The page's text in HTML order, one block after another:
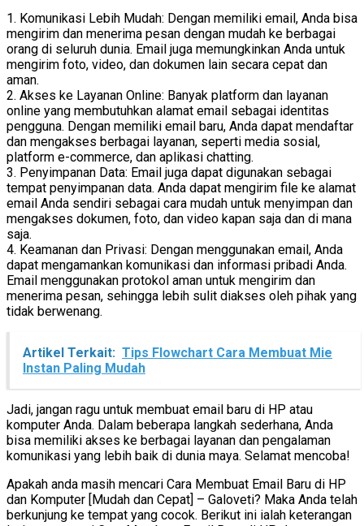
1. Komunikasi Lebih Mudah: Dengan memiliki email, Anda bisa
mengirim dan menerima pesan dengan mudah ke berbagai
orang di seluruh dunia. Email juga memungkinkan Anda untuk
mengirim foto, video, dan dokumen lain secara cepat dan
aman.
2. Akses ke Layanan Online: Banyak platform dan layanan
online yang membutuhkan alamat email sebagai identitas
pengguna. Dengan memiliki email baru, Anda dapat mendaftar
dan mengakses berbagai layanan, seperti media sosial,
platform e-commerce, dan aplikasi chatting.
3. Penyimpanan Data: Email juga dapat digunakan sebagai
tempat penyimpanan data. Anda dapat mengirim file ke alamat
email Anda sendiri sebagai cara mudah untuk menyimpan dan
mengakses dokumen, foto, dan video kapan saja dan di mana
saja.
4. Keamanan dan Privasi: Dengan menggunakan email, Anda
dapat mengamankan komunikasi dan informasi pribadi Anda.
Email menggunakan protokol aman untuk mengirim dan
menerima pesan, sehingga lebih sulit diakses oleh pihak yang
tidak berwenang.
Artikel Terkait: Tips Flowchart Cara Membuat Mie
Instan Paling Mudah
Jadi, jangan ragu untuk membuat email baru di HP atau
komputer Anda. Dalam beberapa langkah sederhana, Anda
bisa memiliki akses ke berbagai layanan dan pengalaman
komunikasi yang lebih baik di dunia maya. Selamat mencoba!
Apakah anda masih mencari Cara Membuat Email Baru di HP
dan Komputer [Mudah dan Cepat] – Galoveti? Maka Anda telah
berkunjung ke tempat yang cocok. Berikut ini ialah keterangan